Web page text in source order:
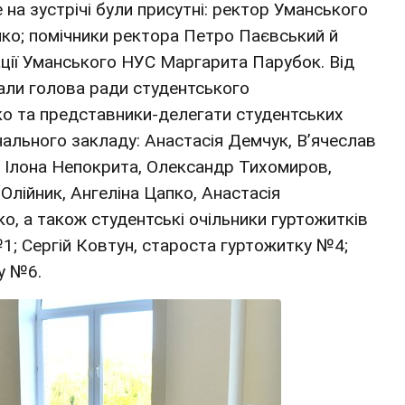
зустрічі були присутні: ректор Уманського
помічники ректора Петро Паєвський й
Уманського НУС Маргарита Парубок. Від
голова ради студентського
та представники-делегати студентських
закладу: Анастасія Демчук, В’ячеслав
Непокрита, Олександр Тихомиров,
Ангеліна Цапко, Анастасія
а також студентські очільники гуртожитків
Сергій Ковтун, староста гуртожитку №4;
№6.